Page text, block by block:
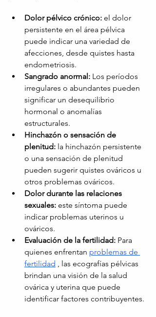
Dolor pélvico crónico: el dolor
persistente en el área pélvica
puede indicar una variedad de
afecciones, desde quistes hasta
endometriosis.
Sangrado anormal: Los períodos
irregulares o abundantes pueden
significar un desequilibrio
hormonal o anomalías
estructurales.
Hinchazón o sensación de
plenitud: la hinchazón persistente
o una sensación de plenitud
pueden sugerir quistes ováricos u
otros problemas ováricos.
Dolor durante las relaciones
sexuales: este síntoma puede
indicar problemas uterinos u
ováricos.
Evaluación de la fertilidad: Para
quienes enfrentan problemas de
fertilidad , las ecografías pélvicas
brindan una visión de la salud
ovárica y uterina que puede
identificar factores contribuyentes.